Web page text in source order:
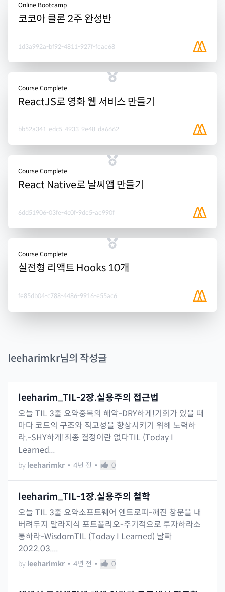
Online Bootcamp
코코아 클론 2주 완성반
1d3a992a-bf92-4811-927f-feae68
Course Complete
ReactJS로 영화 웹 서비스 만들기
bb52a341-edc5-4933-9e48-da6662
Course Complete
React Native로 날씨앱 만들기
6dd51906-03fe-4c0f-9de5-ae990f
Course Complete
실전형 리액트 Hooks 10개
fe85db04-c788-4486-9916-e55ac6
leeharimkr님의 작성글
leeharim_TIL-2장.실용주의 접근법
오늘 TIL 3줄 요약중복의 해악-DRY하게!기회가 있을 때
마다 코드의 구조와 직교성을 향상시키기 위해 노력하
라.-SHY하게!최종 결정이란 없다TIL (Today I
Learned...
by leeharimkr • 4년 전 • 0
leeharim_TIL-1장.실용주의 철학
오늘 TIL 3줄 요약소프트웨어 엔트로피-깨진 창문을 내
버려두지 말라지식 포트폴리오-주기적으로 투자하라소
통하라-WisdomTIL (Today I Learned) 날짜
2022.03....
by leeharimkr • 4년 전 • 0